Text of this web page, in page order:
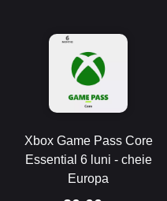
Xbox Game Pass Core
Essential 6 luni - cheie
Europa